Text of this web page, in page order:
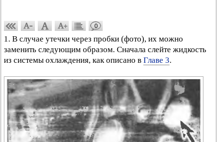
0
1. В случае утечки через пробки (фото), их можно
заменить следующим образом. Сначала слейте жидкость
из системы охлаждения, как описано в Главе 3.